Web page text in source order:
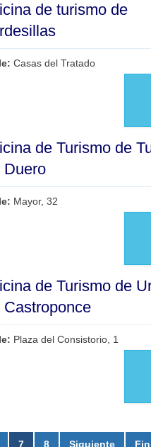
de turismo de
Casas del Tratado
de Turismo de
Duero
Mayor, 32
de Turismo de
Castroponce
Plaza del Consistorio, 1
7 8 Siguiente Fin